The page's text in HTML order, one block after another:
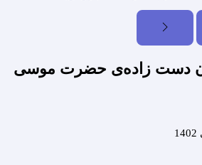
دست زاده‌ی حضرت موسی